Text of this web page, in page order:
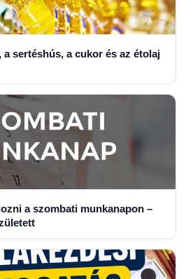
sertéshús, a cukor és az étolaj
a szombati munkanapon –